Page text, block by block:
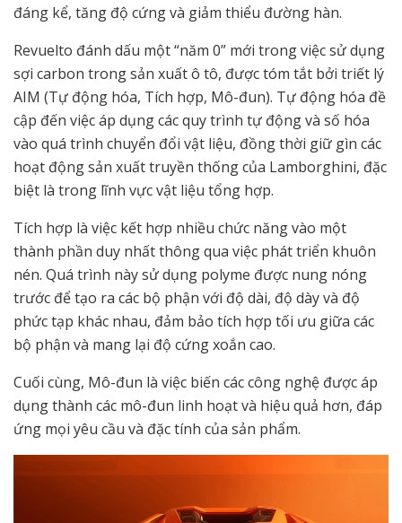
đáng kể, tăng độ cứng và giảm thiểu đường hàn.
Revuelto đánh dấu một “năm 0” mới trong việc sử dụng
sợi carbon trong sản xuất ô tô, được tóm tắt bởi triết lý
AIM (Tự động hóa, Tích hợp, Mô-đun). Tự động hóa đề
cập đến việc áp dụng các quy trình tự động và số hóa
vào quá trình chuyển đổi vật liệu, đồng thời giữ gìn các
hoạt động sản xuất truyền thống của Lamborghini, đặc
biệt là trong lĩnh vực vật liệu tổng hợp.
Tích hợp là việc kết hợp nhiều chức năng vào một
thành phần duy nhất thông qua việc phát triển khuôn
nén. Quá trình này sử dụng polyme được nung nóng
trước để tạo ra các bộ phận với độ dài, độ dày và độ
phức tạp khác nhau, đảm bảo tích hợp tối ưu giữa các
bộ phận và mang lại độ cứng xoắn cao.
Cuối cùng, Mô-đun là việc biến các công nghệ được áp
dụng thành các mô-đun linh hoạt và hiệu quả hơn, đáp
ứng mọi yêu cầu và đặc tính của sản phẩm.